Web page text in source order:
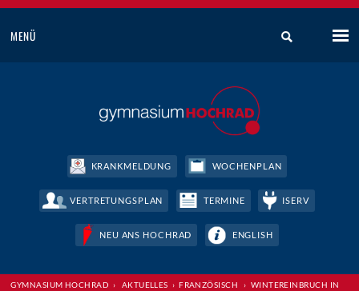
MENÜ
KRANKMELDUNG WOCHENPLAN
VERTRETUNGSPLAN TERMINE ISERV
NEU ANS HOCHRAD ENGLISH
GYMNASIUM HOCHRAD › AKTUELLES ›FRANZÖSISCH › WINTEREINBRUCH IN